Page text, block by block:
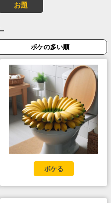
お題
ボケの多い順
ボケる